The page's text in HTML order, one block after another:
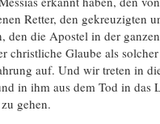
Retter, den gekreuzigten
den die Apostel in der
christliche Glaube als
auf. Und wir treten in
in ihm aus dem Tod in das
gehen.